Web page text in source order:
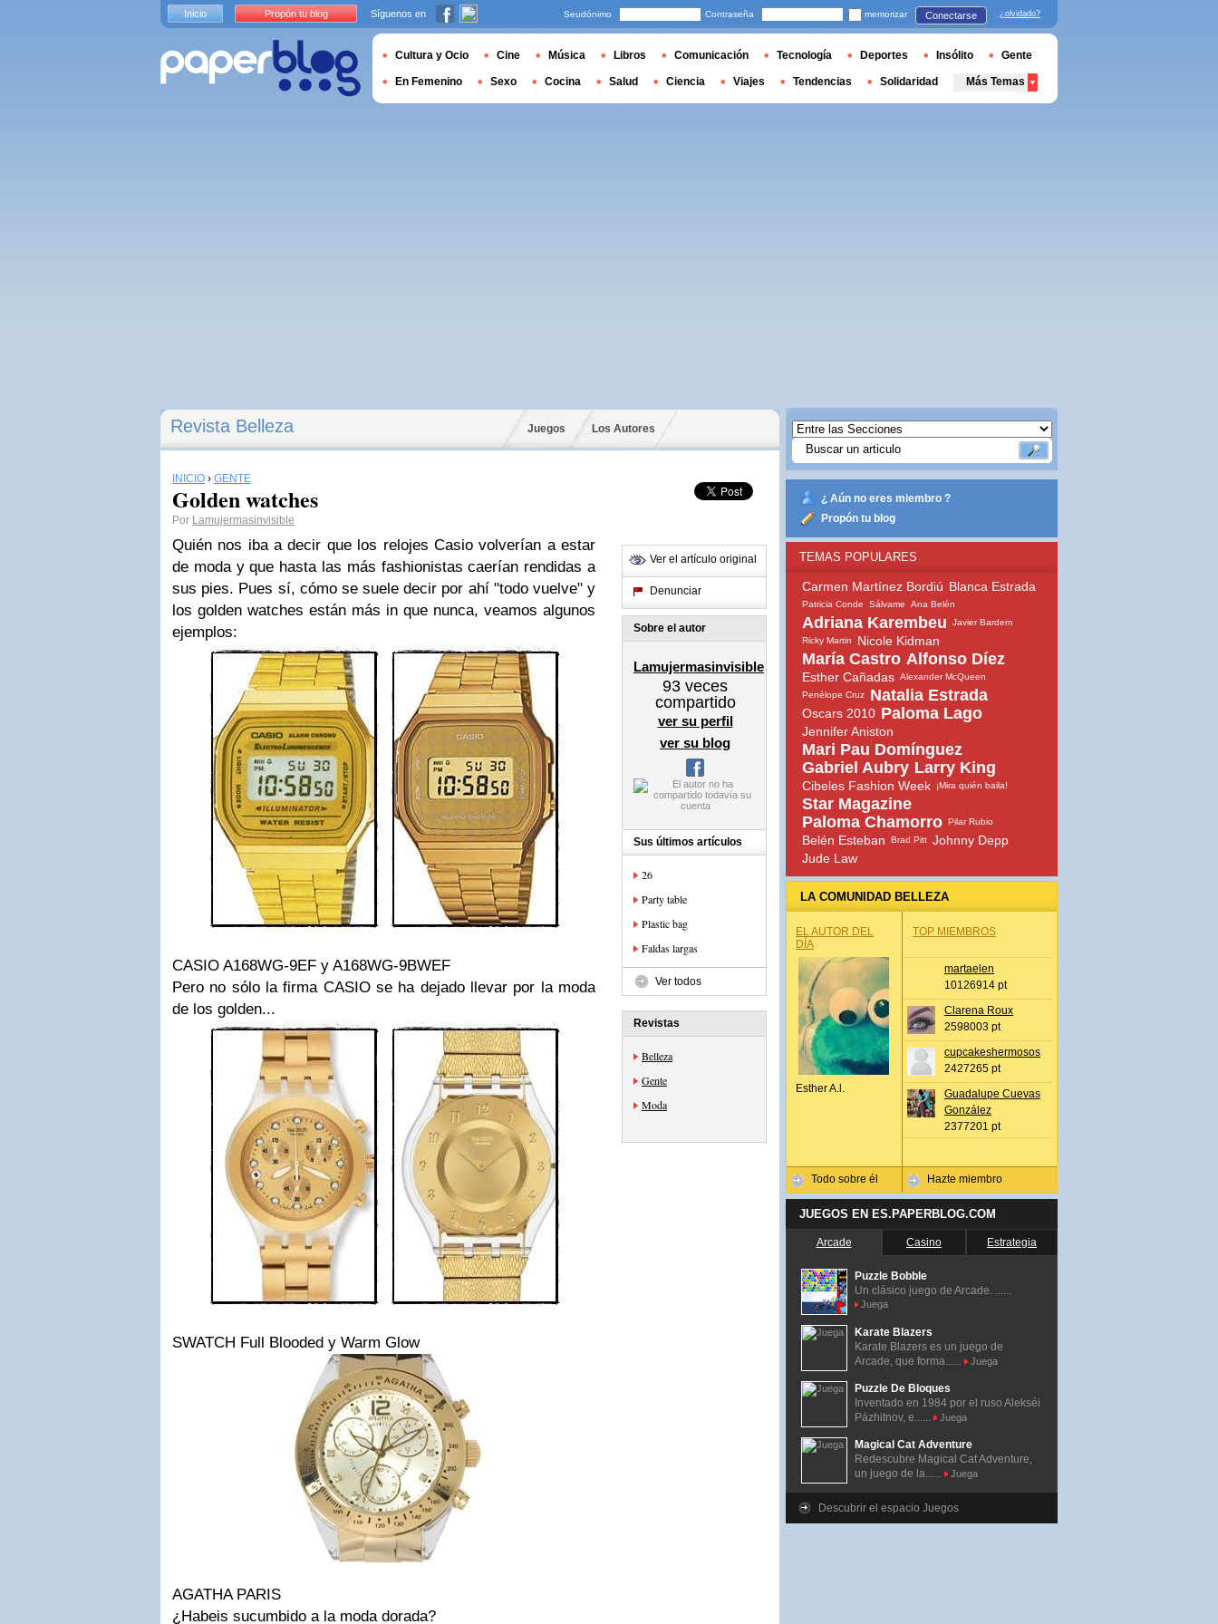
Revista Belleza Juegos Los Autores
INICIO › GENTE
Golden watches
Por Lamujermasinvisible
Quién nos iba a decir que los relojes Casiovolverían a estar
de moda y que hasta las más fashionistas caerían rendidas a
sus pies. Pues sí, cómo se suele decir por ahí "todo vuelve"y
los golden watches están más in que nunca, veamos algunos
ejemplos:
CASIO A168WG-9EF y A168WG-9BWEF
Pero no sólo la firma CASIOse ha dejado llevar por la moda
de los golden...
SWATCH Full Blooded y Warm Glow
AGATHA PARIS
¿Habeis sucumbido a la moda dorada?
Ver el artículo original
Denunciar
Sobre el autor
Lamujermasinvisible
93 veces
compartido
ver su perfil
ver su blog
Sus últimos artículos
26
Party table
Plastic bag
Faldas largas
Ver todos
Revistas
Belleza
Gente
Moda
¿ Aún no eres miembro ?
Propón tu blog
TEMAS POPULARES
Carmen Martínez Bordiú Blanca Estrada
Patricia Conde Sálvame Ana Belén
Adriana Karembeu
Javier Bardem
Ricky Martin
Nicole Kidman
María Castro Alfonso Díez
Esther Cañadas Alexander McQueen
Penélope Cruz
Natalia Estrada
Oscars 2010 Paloma Lago
Jennifer Aniston
Mari Pau Domínguez
Gabriel Aubry Larry King
Cibeles Fashion Week ¡Mira quién baila!
Star Magazine
Paloma Chamorro Pilar Rubio
Belén Esteban Brad Pitt Johnny Depp
Jude Law
LA COMUNIDAD BELLEZA
EL AUTOR DEL
DÍA
Esther A.l.
Todo sobre él
TOP MIEMBROS
martaelen
10126914 pt
Clarena Roux
2598003 pt
cupcakeshermosos
2427265 pt
Guadalupe Cuevas
González
2377201 pt
Hazte miembro
JUEGOS EN ES.PAPERBLOG.COM
Arcade Casino Estrategia
Puzzle Bobble
Un clásico juego de Arcade. ......
Juega
Karate Blazers
Karate Blazers es un juego de
Arcade, que forma......
Juega
Puzzle De Bloques
Inventado en 1984 por el ruso Alekséi
Pázhitnov, e......
Juega
Magical Cat Adventure
Redescubre Magical Cat Adventure,
un juego de la......
Juega
Descubrir el espacio Juegos
Inicio Propón tu blog Síguenos en Seudónimo Contraseña memorizar Conectarse ¿olvidado?
Cultura y Ocio Cine Música Libros Comunicación Tecnología Deportes Insólito Gente
En Femenino Sexo Cocina Salud Ciencia Viajes Tendencias Solidaridad Más Temas